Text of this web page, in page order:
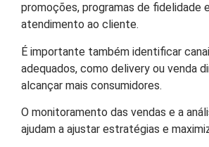
promoções, programas de fidelidade
atendimento ao cliente.
É importante também identificar
adequados, como delivery ou venda
alcançar mais consumidores.
O monitoramento das vendas e a
ajudam a ajustar estratégias e